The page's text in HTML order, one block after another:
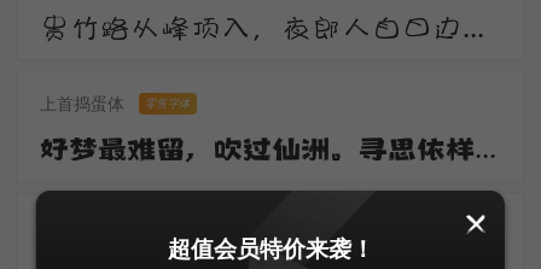
贵竹路从峰顶入，夜郎人自日边来。莺花夹道惊春老，雉堞连云向晚开。尺素屡题还屡掷，衡阳那有雁飞回。
上首捣蛋体 零售字体
好梦最难留，吹过仙洲。寻思依样到心头。去也无踪寻也惯，一桁红楼。
超值会员特价来袭！